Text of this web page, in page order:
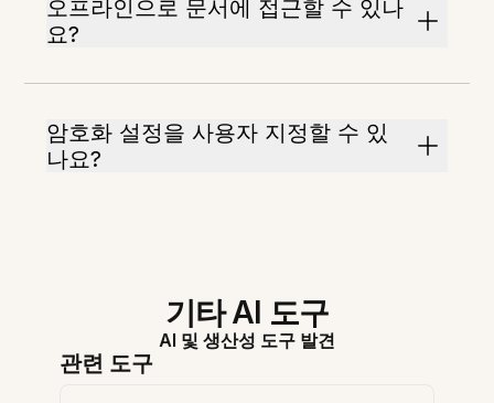
오프라인으로 문서에 접근할 수 있나
요?
암호화 설정을 사용자 지정할 수 있
나요?
기타 AI 도구
AI 및 생산성 도구 발견
관련 도구